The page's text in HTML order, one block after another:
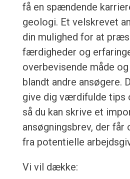
få en spændende
geologi. Et velskrevet
din mulighed for at
færdigheder og
overbevisende måde
blandt andre ansøgere.
give dig værdifulde tips
så du kan skrive et
ansøgningsbrev, der
fra potentielle
Vi vil dække: